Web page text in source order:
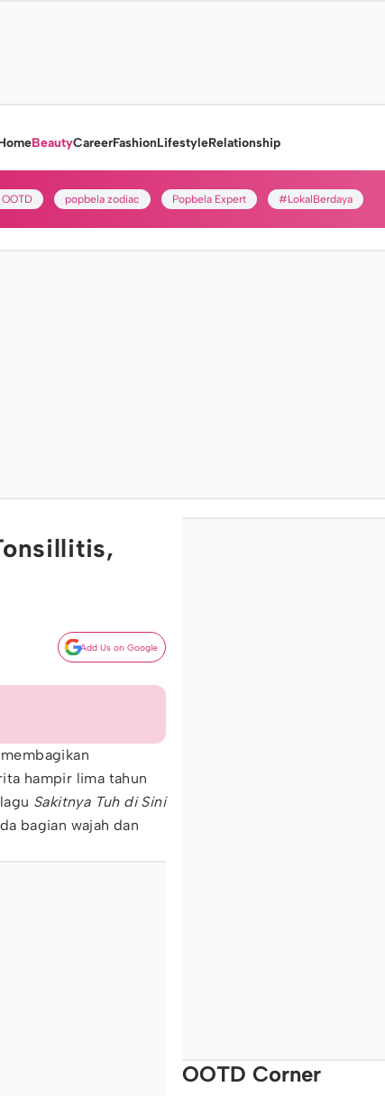
BeautyCareerFashionLifestyleRelationship
popbela zodiac Popbela Expert #LokalBerdaya
Add Us on Google
hampir lima tahun
Sakitnya Tuh di Sini
bagian wajah dan
OOTD Corner